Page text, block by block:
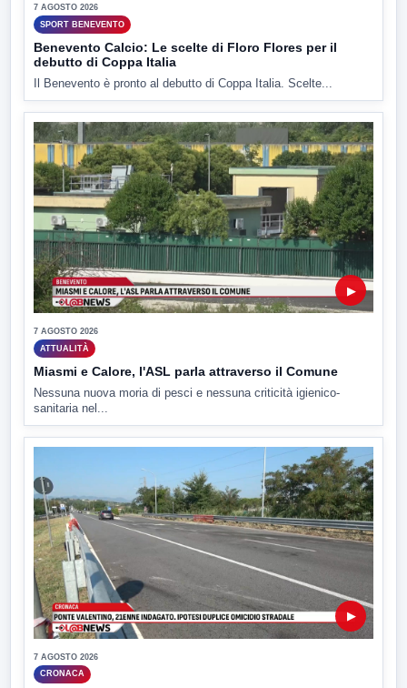
7 AGOSTO 2026
SPORT BENEVENTO
Benevento Calcio: Le scelte di Floro Flores per il
debutto di Coppa Italia
Il Benevento è pronto al debutto di Coppa Italia. Scelte...
▶
7 AGOSTO 2026
ATTUALITÀ
Miasmi e Calore, l'ASL parla attraverso il Comune
Nessuna nuova moria di pesci e nessuna criticità igienico-
sanitaria nel...
▶
7 AGOSTO 2026
CRONACA